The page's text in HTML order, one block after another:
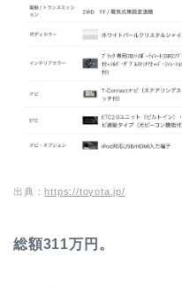
出典：https://toyota.jp/
総額311万円。